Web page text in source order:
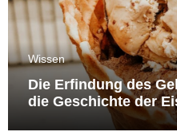
Wissen
Die Erfindung des
die Geschichte der